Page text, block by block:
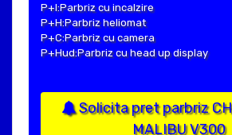
P+I:Parbriz cu incalzire
P+H:Parbriz heliomat
P+C:Parbriz cu camera
P+Hud:Parbriz cu head up display
Solicita pret parbriz
MALIBU V300